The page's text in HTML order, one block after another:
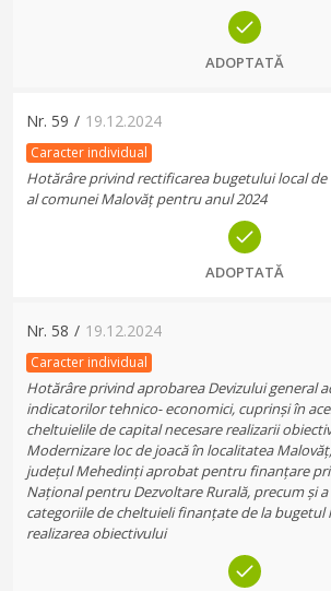
ADOPTATĂ
Nr. 59 / 19.12.2024
Caracter individual
Hotărâre privind rectificarea bugetului local
al comunei Malovăț pentru anul 2024
ADOPTATĂ
Nr. 58 / 19.12.2024
Caracter individual
Hotărâre privind aprobarea Devizului general
indicatorilor tehnico- economici, cuprinși în
cheltuielile de capital necesare realizarii
Modernizare loc de joacă în localitatea
județul Mehedinți aprobat pentru finanțare
Național pentru Dezvoltare Rurală, precum și
categoriile de cheltuieli finanțate de la bugetul
realizarea obiectivului